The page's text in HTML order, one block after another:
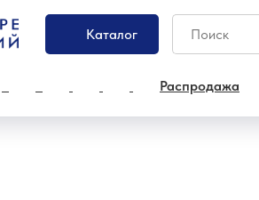
Каталог
Распродажа